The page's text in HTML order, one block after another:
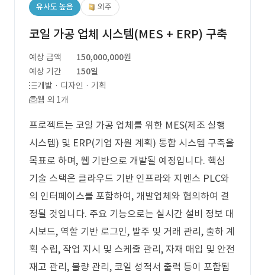
유사도 높음 외주
코일 가공 업체 시스템(MES + ERP) 구축
예상 금액
150,000,000원
예상 기간
150일
개발 · 디자인 · 기획
웹 외 1개
프로젝트는 코일 가공 업체를 위한 MES(제조 실행
시스템) 및 ERP(기업 자원 계획) 통합 시스템 구축을
목표로 하며, 웹 기반으로 개발될 예정입니다. 핵심
기술 스택은 클라우드 기반 인프라와 지멘스 PLC와
의 인터페이스를 포함하여, 개발업체와 협의하여 결
정될 것입니다. 주요 기능으로는 실시간 설비 정보 대
시보드, 역할 기반 로그인, 발주 및 거래 관리, 출하 계
획 수립, 작업 지시 및 스케줄 관리, 자재 매입 및 안전
재고 관리, 불량 관리, 코일 성적서 출력 등이 포함됩